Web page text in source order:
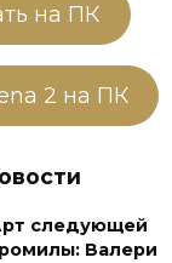
на ПК
2 на ПК
следующей
Валери